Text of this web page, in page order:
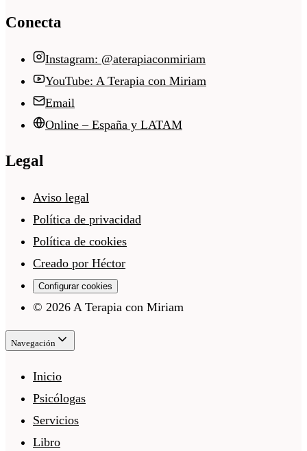
Conecta
Instagram: @aterapiaconmiriam
YouTube: A Terapia con Miriam
Email
Online – España y LATAM
Legal
Aviso legal
Política de privacidad
Política de cookies
Creado por Héctor
Configurar cookies
© 2026 A Terapia con Miriam
Navegación
Inicio
Psicólogas
Servicios
Libro